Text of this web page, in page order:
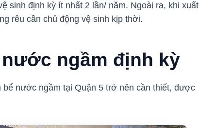
sinh định kỳ ít nhất 2 lần/ năm. Ngoài ra, khi xuất
rêu cần chủ động vệ sinh kịp thời.
ngầm định kỳ
nước ngầm tại Quận 5 trở nên cần thiết, được